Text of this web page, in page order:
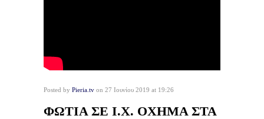
Posted by Pieria.tv on 27 Ιουνίου 2019 at 19:26
ΦΩΤΙΑ ΣΕ Ι.Χ. ΟΧΗΜΑ ΣΤΑ